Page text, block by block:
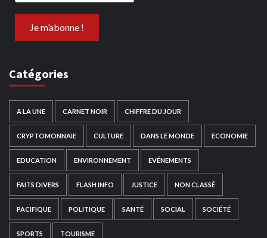
Catégories
A LA UNE CARNET NOIR CHIFFRE DU JOUR
CRYPTOMONNAIE CULTURE DANS LE MONDE ECONOMIE
EDUCATION ENVIRONNEMENT EVÉNEMENTS
FAITS DIVERS FLASH INFO JUSTICE NON CLASSÉ
PACIFIQUE POLITIQUE SANTÉ SOCIAL SOCIÉTÉ
SPORTS TOURISME